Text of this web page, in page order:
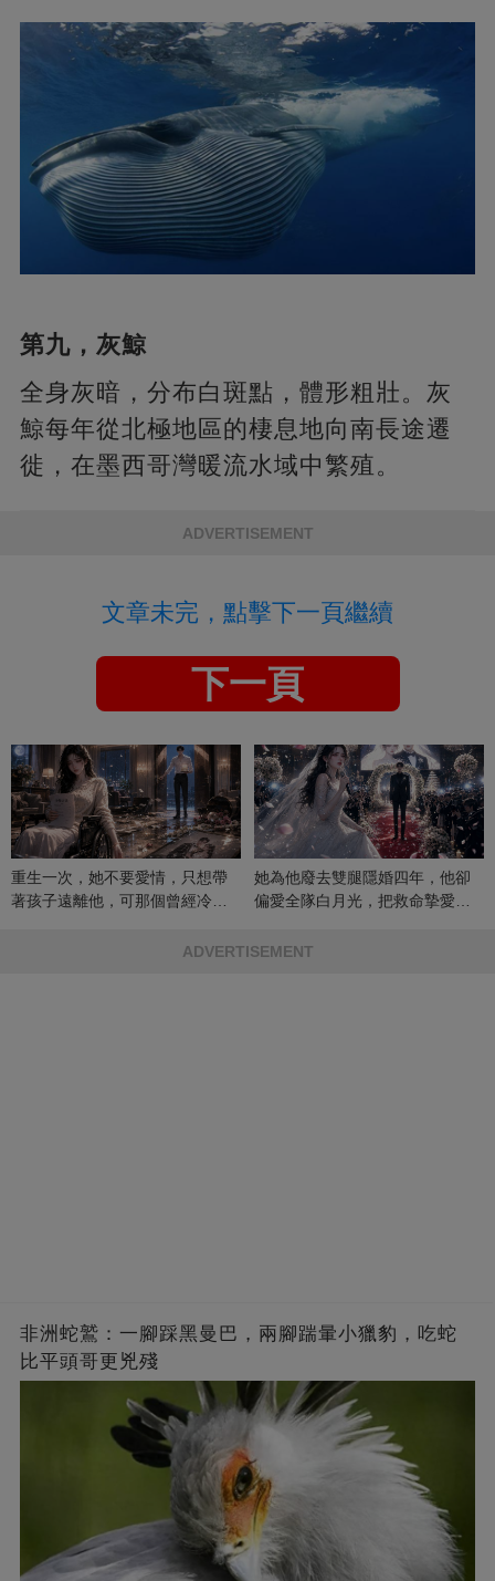
第九，灰鯨
全身灰暗，分布白斑點，體形粗壯。灰
鯨每年從北極地區的棲息地向南長途遷
徙，在墨西哥灣暖流水域中繁殖。
ADVERTISEMENT
文章未完，點擊下一頁繼續
下一頁
重生一次，她不要愛情，只想帶
著孩子遠離他，可那個曾經冷漠
她為他廢去雙腿隱婚四年，他卻
偏愛全隊白月光，把救命摯愛當
ADVERTISEMENT
非洲蛇鷲：一腳踩黑曼巴，兩腳踹暈小獵豹，吃蛇
比平頭哥更兇殘